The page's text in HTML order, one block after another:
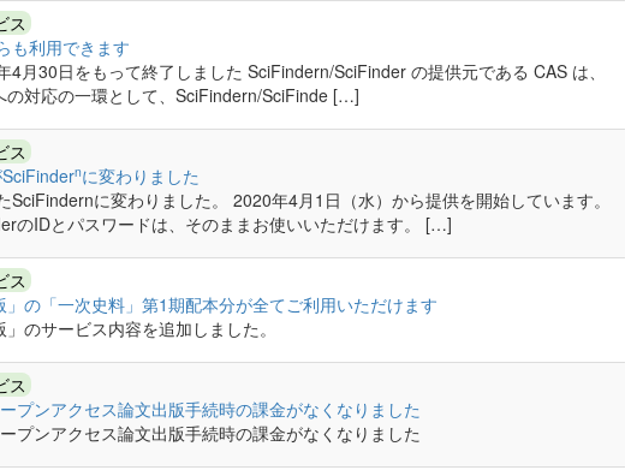
ス
も利用できます
月30日をもって終了しました SciFindern/SciFinder の提供元である CAS は、
の対応の一環として、SciFindern/SciFinde […]
ス
nに変わりました
に変わりました。 2020年4月1日（水）から提供を開始しています。
のIDとパスワードは、そのままお使いいただけます。 […]
ス
」の「一次史料」第1期配本分が全てご利用いただけます
のサービス内容を追加しました。
ス
プンアクセス論文出版手続時の課金がなくなりました
プンアクセス論文出版手続時の課金がなくなりました